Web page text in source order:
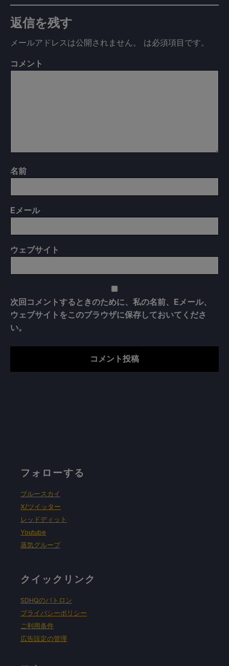
返信を残す
メールアドレスは公開されません。 は必須項目です。
コメント
名前
E メール
ウェブサイト
次回コメントするときのために、私の名前、Eメール、
ウェブサイトをこのブラウザに保存しておいてくださ
い。
フォローする
ブルースカイ
X/ツイッター
レッドディット
Youtube
蒸気グループ
クイックリンク
SDHQのパトロン
プライバシーポリシー
ご利用条件
広告設定の管理